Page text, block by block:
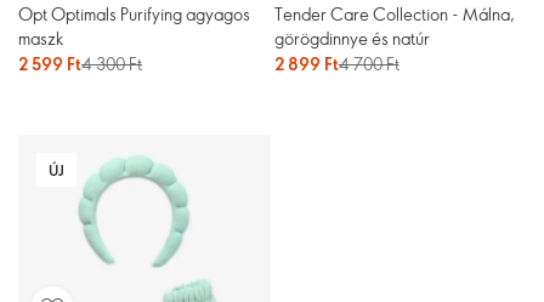
Opt Optimals Purifying agyagos
maszk
2 599 Ft4 300 Ft
Tender Care Collection - Málna,
görögdinnye és natúr
2 899 Ft4 700 Ft
ÚJ